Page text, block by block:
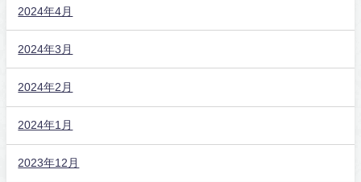
2024年4月
2024年3月
2024年2月
2024年1月
2023年12月